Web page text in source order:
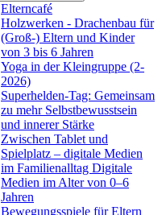
Elterncafé
Holzwerken - Drachenbau für
(Groß-) Eltern und Kinder
von 3 bis 6 Jahren
Yoga in der Kleingruppe (2-
2026)
Superhelden-Tag: Gemeinsam
zu mehr Selbstbewusstsein
und innerer Stärke
Zwischen Tablet und
Spielplatz – digitale Medien
im Familienalltag Digitale
Medien im Alter von 0–6
Jahren
Bewegungsspiele für Eltern